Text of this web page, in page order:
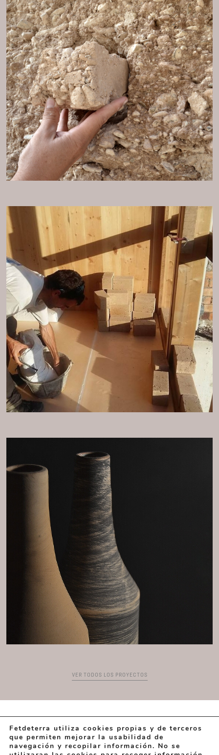
VER TODOS LOS PROYECTOS
Fetdeterra utiliza cookies propias y de terceros
que permiten mejorar la usabilidad de
navegación y recopilar información. No se